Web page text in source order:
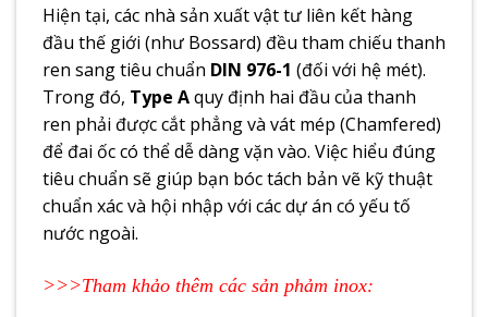
Hiện tại, các nhà sản xuất vật tư liên kết hàng
đầu thế giới (như Bossard) đều tham chiếu thanh
ren sang tiêu chuẩn DIN 976-1 (đối với hệ mét).
Trong đó, Type Aquy định hai đầu của thanh
ren phải được cắt phẳng và vát mép (Chamfered)
để đai ốc có thể dễ dàng vặn vào. Việc hiểu đúng
tiêu chuẩn sẽ giúp bạn bóc tách bản vẽ kỹ thuật
chuẩn xác và hội nhập với các dự án có yếu tố
nước ngoài.
>>>Tham khảo thêm các sản phảm inox: